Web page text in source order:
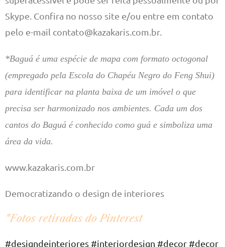
Skype. Confira no nosso site e/ou entre em contato
pelo e-mail contato@kazakaris.com.br.
*Baguá é uma espécie de mapa com formato octogonal
(empregado pela Escola do Chapéu Negro do Feng Shui)
para identificar na planta baixa de um imóvel o que
precisa ser harmonizado nos ambientes. Cada um dos
cantos do Baguá é conhecido como guá e simboliza uma
área da vida.
www.kazakaris.com.br
Democratizando o design de interiores
*Fotos retiradas do Pinterest
#designdeinteriores#interiordesign #decor#decor